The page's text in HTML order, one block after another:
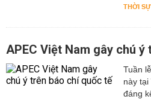
THỜI SỰ
APEC Việt Nam gây chú
Tuần
này
đáng